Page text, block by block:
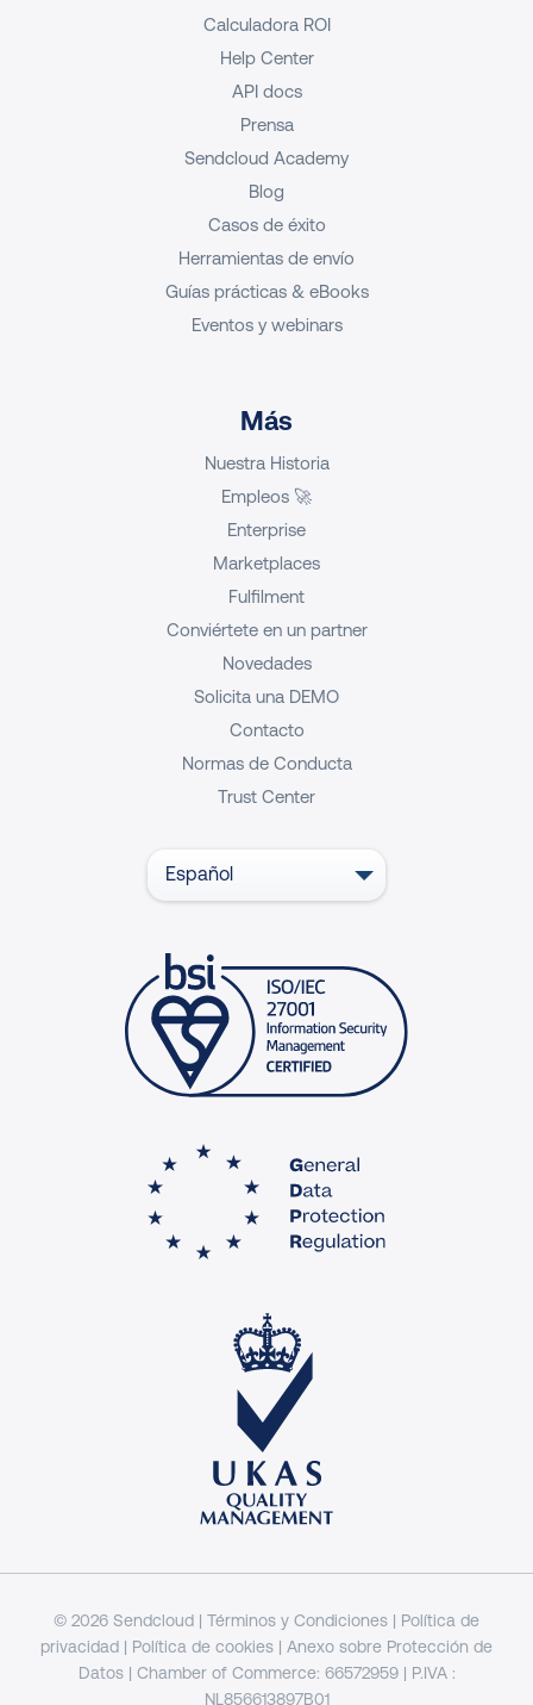
Calculadora ROI
Help Center
API docs
Prensa
Sendcloud Academy
Blog
Casos de éxito
Herramientas de envío
Guías prácticas & eBooks
Eventos y webinars
Más
Nuestra Historia
Empleos 🚀
Enterprise
Marketplaces
Fulfilment
Conviértete en un partner
Novedades
Solicita una DEMO
Contacto
Normas de Conducta
Trust Center
Español
© 2026 Sendcloud | Términos y Condiciones | Política de
privacidad | Política de cookies | Anexo sobre Protección de
Datos| Chamber of Commerce: 66572959 | P.IVA :
NL856613897B01